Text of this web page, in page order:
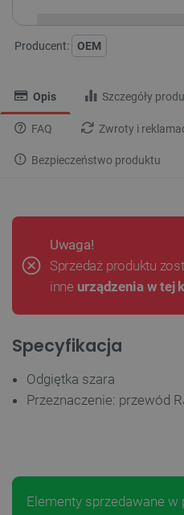
Producent: OEM
Opis Szczegóły
FAQ Zwroty i
Bezpieczeństwo produktu
Uwaga!
Sprzedaż produktu
inne urządzenia w tej
Specyfikacja
Odgiętka szara
Przeznaczenie: przewód
Elementy sprzedawane w